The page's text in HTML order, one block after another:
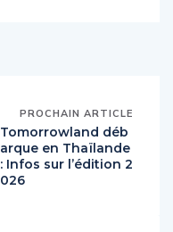
PROCHAIN ARTICLE
Tomorrowland déb
arque en Thaïlande
: Infos sur l’édition 2